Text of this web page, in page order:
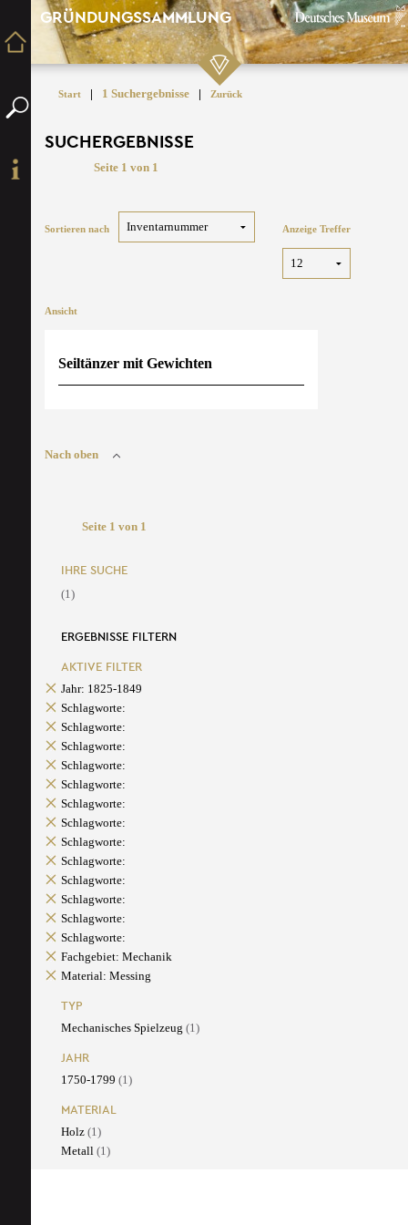
GRÜNDUNGSSAMMLUNG
Start | 1 Suchergebnisse | Zurück
SUCHERGEBNISSE
Seite 1 von 1
Sortieren nach Anzeige Treffer
Ansicht
Seiltänzer mit Gewichten
Nach oben
Seite 1 von 1
IHRE SUCHE
(1)
ERGEBNISSE FILTERN
AKTIVE FILTER
Jahr: 1825-1849
Schlagworte:
Schlagworte:
Schlagworte:
Schlagworte:
Schlagworte:
Schlagworte:
Schlagworte:
Schlagworte:
Schlagworte:
Schlagworte:
Schlagworte:
Schlagworte:
Schlagworte:
Fachgebiet: Mechanik
Material: Messing
TYP
Mechanisches Spielzeug (1)
JAHR
1750-1799 (1)
MATERIAL
Holz (1)
Metall (1)